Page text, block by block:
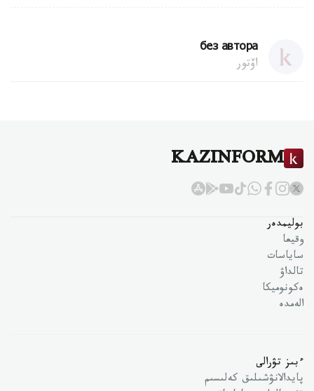
без автора
اۆتور
KAZINFORM
بوليمدەر
وقيعا
ساياسات
تالداۋ
ەكونوميكا
الەمدە
ءبىز تۋرالى
پايدالانۋشىلىق كەلىسىم